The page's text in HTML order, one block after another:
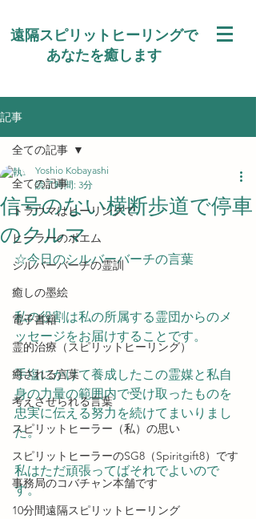
遠隔スピリットヒーリングで
あなたを癒します
記事
全ての記事
トラウマはヒーリングで
ヒーラーのポエム
シルバーバーチの霊訓
癒しの墨絵
電子書籍
霊的治療（スピリットヒーリング）
癒される言葉
考えさせられる言葉
スピリットヒーラー（私）の思い
スピリットヒーラーのSG8（Spiritgift8）です
事務局のコバチャン本舗です
10分間遠隔スピリットヒーリング
全ての記事
信号のない横断歩道で停車
のクルマ
Yoshio Kobayashi
読了時間: 3分
☆今日のシルバーバーチの言葉
私の役割は私の所属する霊団からのメ
ッセージをお届けすることです。
手塩にかけて養成したこの霊媒と私自
身の力量の範囲内で受け取ったものを
忠実に伝える努力を続けてまいりまし
た。
私はただ頑張ってばそれでよいので
す。